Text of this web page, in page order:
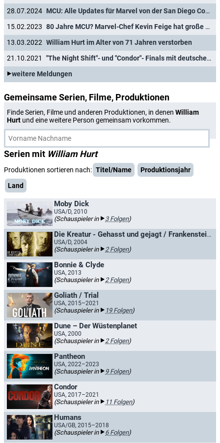
28.07.2024
MCU: Alle Updates für Marvel von der San Diego Comic-Con
15.02.2023
80 Jahre MCU? Marvel-Chef Kevin Feige hat große Pläne für das Marvel Cinematic Universe
13.03.2022 William Hurt im Alter von 71 Jahren verstorben
21.10.2021
"The Night Shift"- und "Condor"- Finals mit deutscher Fernsehpremiere
weitere Meldungen
Gemeinsame Serien, Filme, Produktionen
Finde Serien, Filme und anderen Produktionen, in denen William
Hurt und eine weitere Person gemeinsam vorkommen.
Serien mit William Hurt
Produktionen sortieren nach: Titel/Name
Produktionsjahr
Land
Moby Dick
USA/D, 2010
(Schauspieler in 3 Folgen)
Die Kreatur - Gehasst und gejagt / Frankenstein - Gehasst und gejagt
USA/D, 2004
(Schauspieler in 2 Folgen)
Bonnie & Clyde
USA, 2013
(Schauspieler in 2 Folgen)
Goliath / Trial
USA, 2015–2021
(Schauspieler in 19 Folgen)
Dune – Der Wüstenplanet
USA, 2000
(Schauspieler in 2 Folgen)
Pantheon
USA, 2022–2023
(Schauspieler in 9 Folgen)
Condor
USA, 2017–2021
(Schauspieler in 11 Folgen)
Humans
USA/GB, 2015–2018
(Schauspieler in 6 Folgen)